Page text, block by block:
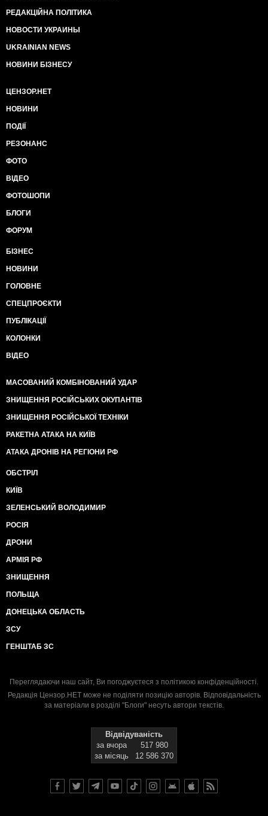
РЕДАКЦІЙНА ПОЛІТИКА
НОВОСТИ УКРАИНЫ
UKRAINIAN NEWS
НОВИНИ БІЗНЕСУ
ЦЕНЗОР.НЕТ
НОВИНИ
ПОДІЇ
РЕЗОНАНС
ФОТО
ВІДЕО
ФОТОШОПИ
БЛОГИ
ФОРУМ
БІЗНЕС
НОВИНИ
ГОЛОВНЕ
СПЕЦПРОЄКТИ
ПУБЛІКАЦІЇ
КОЛОНКИ
ВІДЕО
МАСОВАНИЙ КОМБІНОВАНИЙ УДАР
ЗНИЩЕННЯ РОСІЙСЬКИХ ОКУПАНТІВ
ЗНИЩЕННЯ РОСІЙСЬКОЇ ТЕХНІКИ
РАКЕТНА АТАКА НА КИЇВ
АТАКА ДРОНІВ НА РЕГІОНИ РФ
ОБСТРІЛ
КИЇВ
ЗЕЛЕНСЬКИЙ ВОЛОДИМИР
РОСІЯ
ДРОНИ
АРМІЯ РФ
ЗНИЩЕННЯ
ПОЛЬЩА
ДОНЕЦЬКА ОБЛАСТЬ
ЗСУ
ГЕНШТАБ ЗС
Переглядаючи наш сайт, Ви погоджуєтеся з політикою конфіденційності.
Редакція Цензор.НЕТ може не поділяти позицію авторів. Відповідальність
за матеріали в розділі "Блоги" несуть автори текстів.
Відвідуваність
за вчора
517 980
за місяць
12 586 370